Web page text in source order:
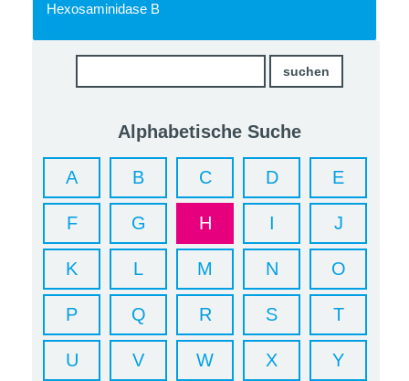
Hexosaminidase B
Alphabetische Suche
A B C D E
F G H I J
K L M N O
P Q R S T
U V W X Y